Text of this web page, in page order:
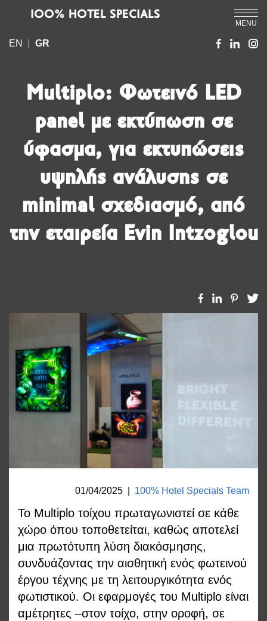
MENU
IOO% HOTEL SPECIALS
EN GR
Multiplo: Φωτεινό LED
panel με εκτύπωση σε
ύφασμα, για εκτυπώσεις
υψηλής ανάλυσης σε
minimal σχεδιασμό, από
την εταιρεία Evin Intzoglou
01/04/2025 100% Hotel Specials Team
Το Multiplo τοίχου πρωταγωνιστεί σε κάθε
χώρο όπου τοποθετείται, καθώς αποτελεί
μια πρωτότυπη λύση διακόσμησης,
συνδυάζοντας την αισθητική ενός φωτεινού
έργου τέχνης με τη λειτουργικότητα ενός
φωτιστικού. Οι εφαρμογές του Multiplo είναι
αμέτρητες –στον τοίχο, στην οροφή, σε